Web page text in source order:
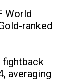
World
ranked
fightback
averaging